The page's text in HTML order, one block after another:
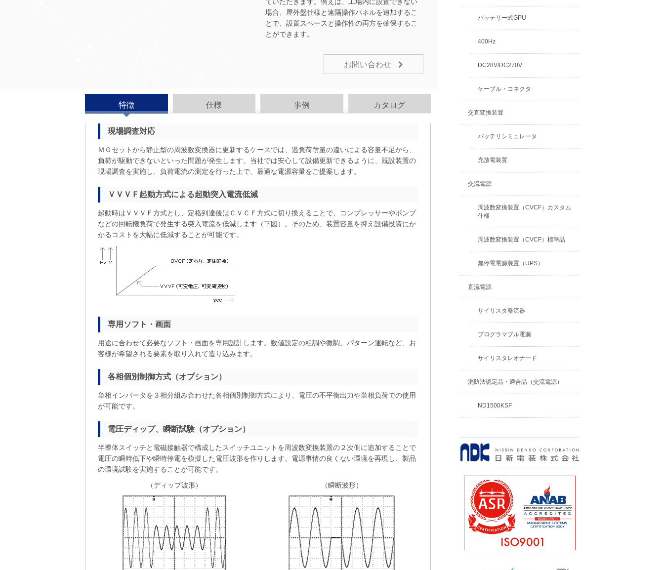
場合、屋外盤仕様と遠隔操作パネルを追加するこ
とで、設置スペースと操作性の両方を確保するこ
とができます。
お問い合わせ
特徴 仕様 事例 カタログ
現場調査対応
ＭＧセットから静止型の周波数変換器に更新するケースでは、過負荷耐量の違いによる容量不足から、
負荷が駆動できないといった問題が発生します。当社では安心して設備更新できるように、既設装置の
現場調査を実施し、負荷電流の測定を行った上で、最適な電源容量をご提案します。
ＶＶＶＦ起動方式による起動突入電流低減
起動時はＶＶＶＦ方式とし、定格到達後はＣＶＣＦ方式に切り換えることで、コンプレッサーやポンプ
などの回転機負荷で発生する突入電流を低減します（下図）。そのため、装置容量を抑え設備投資にか
かるコストを大幅に低減することが可能です。
専用ソフト・画面
用途に合わせて必要なソフト・画面を専用設計します。数値設定の粗調や微調、パターン運転など、お
客様が希望される要素を取り入れて造り込みます。
各相個別制御方式（オプション）
単相インバータを３相分組み合わせた各相個別制御方式により、電圧の不平衡出力や単相負荷での使用
が可能です。
電圧ディップ、瞬断試験（オプション）
半導体スイッチと電磁接触器で構成したスイッチユニットを周波数変換装置の２次側に追加することで
電圧の瞬時低下や瞬時停電を模擬した電圧波形を作りします。電源事情の良くない環境を再現し、製品
の環境試験を実施することが可能です。
（ディップ波形）
（瞬断波形）
バッテリー式GPU
400Hz
DC28V/DC270V
ケーブル・コネクタ
交直変換装置
バッテリシミュレータ
充放電装置
交流電源
周波数変換装置（CVCF）カスタム
仕様
周波数変換装置（CVCF）標準品
無停電電源装置（UPS）
直流電源
サイリスタ整流器
プログラマブル電源
サイリスタレオナード
消防法認定品・適合品（交流電源）
ND1500KSF